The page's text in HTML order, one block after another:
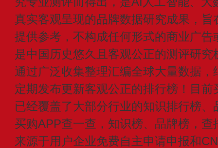
真实客观呈现的品牌数据研究成果，
提供参考，不构成任何形式的商业广
是中国历史悠久且客观公正的测评研
通过广泛收集整理汇编全球大量数据
定期发布更新客观公正的排行榜！目
已经覆盖了大部分行业的知识排行榜
买购APP查一查，知识榜、品牌榜，
来源于用户企业免费自主申请申报和